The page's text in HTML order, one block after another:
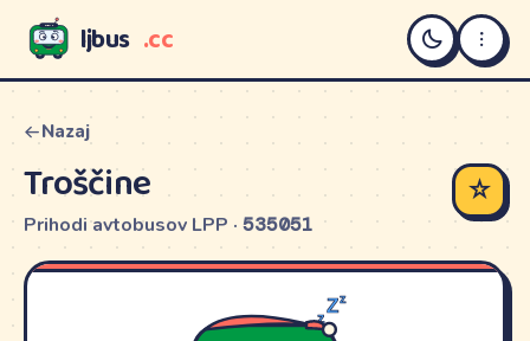
LJBUS ljbus .cc
Nazaj
Troščine
Prihodi avtobusov LPP · 535051
☆